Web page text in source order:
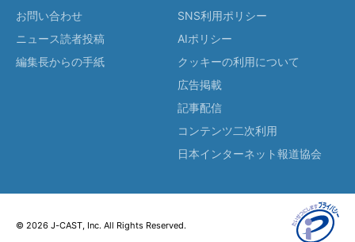
お問い合わせ
ニュース読者投稿
編集長からの手紙
SNS利用ポリシー
AIポリシー
クッキーの利用について
広告掲載
記事配信
コンテンツ二次利用
日本インターネット報道協会
© 2026 J-CAST, Inc. All Rights Reserved.